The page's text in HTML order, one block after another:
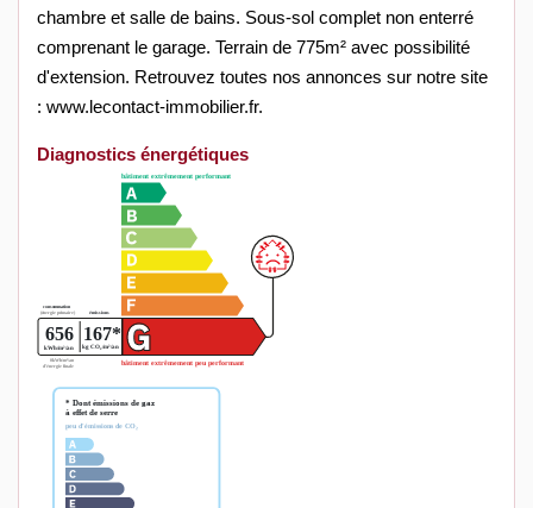
chambre et salle de bains. Sous-sol complet non enterré
comprenant le garage. Terrain de 775m² avec possibilité
d'extension. Retrouvez toutes nos annonces sur notre site
: www.lecontact-immobilier.fr.
Diagnostics énergétiques